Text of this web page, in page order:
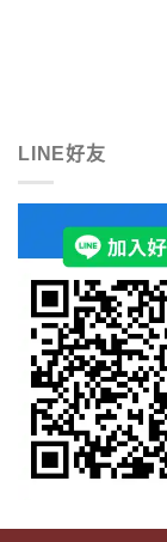
LINE好友